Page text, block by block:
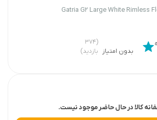
Gatria G2 Large White Rimless
بدون امتیاز
(۳۷۴
بازدید)
کالا در حال حاضر موجود نیست.